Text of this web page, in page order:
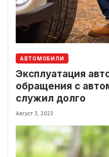
АВТОМОБИЛИ
Эксплуатация
обращения с
служил долго
Август 3, 2023